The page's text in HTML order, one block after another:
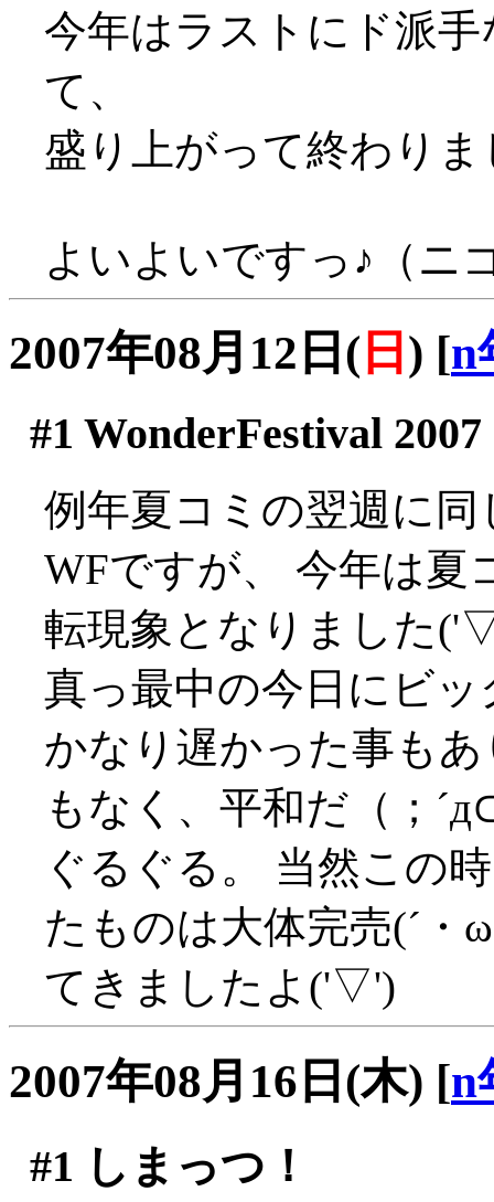
今年はラストにド派
て、
盛り上がって終わりま
よいよいですっ♪（ニ
2007年08月12日( 日 ) [n
#1 WonderFestival
例年夏コミの翌週に
WFですが、 今年は夏
転現象となりました
真っ最中の今日にビ
かなり遅かった事も
もなく、平和だ（；
ぐるぐる。 当然この
たものは大体完売(´・
てきましたよ('▽')
2007年08月16日(木) [n
#1 しまっつ！